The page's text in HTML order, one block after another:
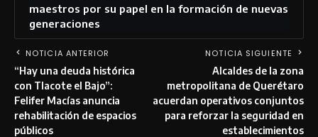
maestros por su papel en la formación de nuevas
generaciones
NOTICIA ANTERIOR
“Hay una deuda histórica
con Tlacote el Bajo”:
Felifer Macías anuncia
rehabilitación de espacios
públicos
NOTICIA SIGUIENTE
Alcaldes de la zona
metropolitana de Querétaro
acuerdan operativos conjuntos
para reforzar la seguridad en
establecimientos